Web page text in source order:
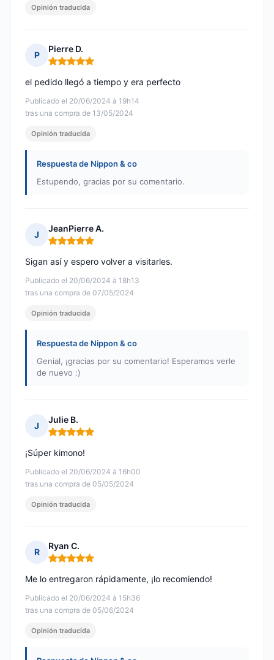
Opinión traducida
P
Pierre D.
Nota: 5 de 5
Publicado el 20/06/2024 à 19h14
tras una compra de 13/05/2024
el pedido llegó a tiempo y era perfecto
Opinión traducida
Respuesta de Nippon & co
Estupendo, gracias por su comentario.
J
JeanPierre A.
Nota: 5 de 5
Publicado el 20/06/2024 à 18h13
tras una compra de 07/05/2024
Sigan así y espero volver a visitarles.
Opinión traducida
Respuesta de Nippon & co
Genial, ¡gracias por su comentario! Esperamos verle
de nuevo :)
J
Julie B.
Nota: 5 de 5
Publicado el 20/06/2024 à 16h00
tras una compra de 05/05/2024
¡Súper kimono!
Opinión traducida
R
Ryan C.
Nota: 5 de 5
Publicado el 20/06/2024 à 15h36
tras una compra de 05/06/2024
Me lo entregaron rápidamente, ¡lo recomiendo!
Opinión traducida